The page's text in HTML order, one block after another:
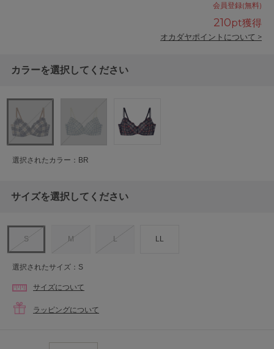
会員登録(無料)
210pt獲得
オカダヤポイントについて >
カラーを選択してください
選択されたカラー：BR
サイズを選択してください
S M L LL
選択されたサイズ：S
サイズについて
ラッピングについて